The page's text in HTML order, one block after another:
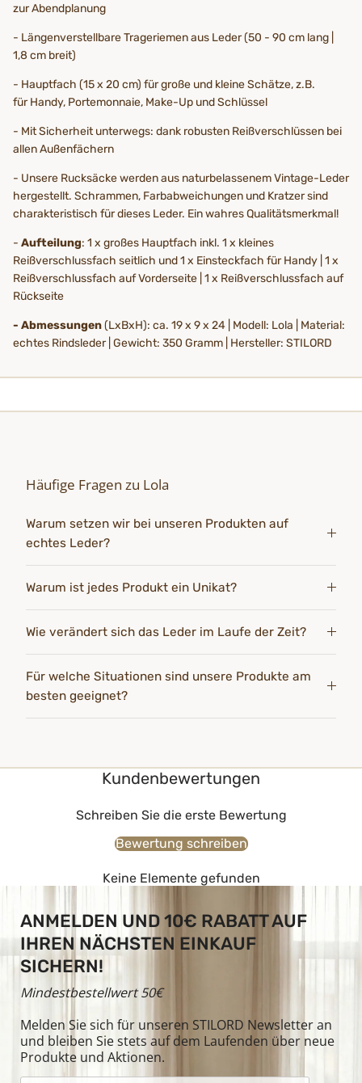
zur Abendplanung
- Längenverstellbare Trageriemen aus Leder (50 - 90 cm lang |
1,8 cm breit)
- Hauptfach (15 x 20 cm) für große und kleine Schätze, z.B.
für Handy, Portemonnaie, Make-Up und Schlüssel
- Mit Sicherheit unterwegs: dank robusten Reißverschlüssen bei
allen Außenfächern
- Unsere Rucksäcke werden aus naturbelassenem Vintage-Leder
hergestellt. Schrammen, Farbabweichungen und Kratzer sind
charakteristisch für dieses Leder. Ein wahres Qualitätsmerkmal!
- Aufteilung: 1 x großes Hauptfach inkl. 1 x kleines
Reißverschlussfach seitlich und 1 x Einsteckfach für Handy | 1 x
Reißverschlussfach auf Vorderseite | 1 x Reißverschlussfach auf
Rückseite
- Abmessungen(LxBxH): ca. 19 x 9 x 24 | Modell: Lola | Material:
echtes Rindsleder | Gewicht: 350 Gramm | Hersteller: STILORD
Häufige Fragen zu Lola
Warum setzen wir bei unseren Produkten auf
echtes Leder?
Warum ist jedes Produkt ein Unikat?
Wie verändert sich das Leder im Laufe der Zeit?
Für welche Situationen sind unsere Produkte am
besten geeignet?
Kundenbewertungen
Schreiben Sie die erste Bewertung
Bewertung schreiben
Keine Elemente gefunden
ANMELDEN UND 10€ RABATT AUF
IHREN NÄCHSTEN EINKAUF
SICHERN!
Mindestbestellwert 50€
Melden Sie sich für unseren STILORD Newsletter an
und bleiben Sie stets auf dem Laufenden über neue
Produkte und Aktionen.